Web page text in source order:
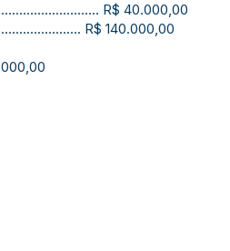
R$ 40.000,00
R$ 140.000,00